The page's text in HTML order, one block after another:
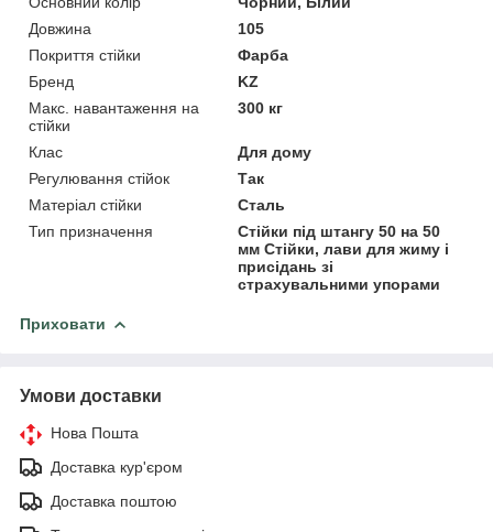
Довжина
105
Покриття стійки
Фарба
Бренд
KZ
Макс. навантаження на
стійки
300 кг
Клас
Для дому
Регулювання стійок
Так
Матеріал стійки
Сталь
Тип призначення
Стійки під штангу 50 на 50
мм Стійки, лави для жиму і
присідань зі
страхувальними упорами
Приховати
Умови доставки
Нова Пошта
Доставка кур'єром
Доставка поштою